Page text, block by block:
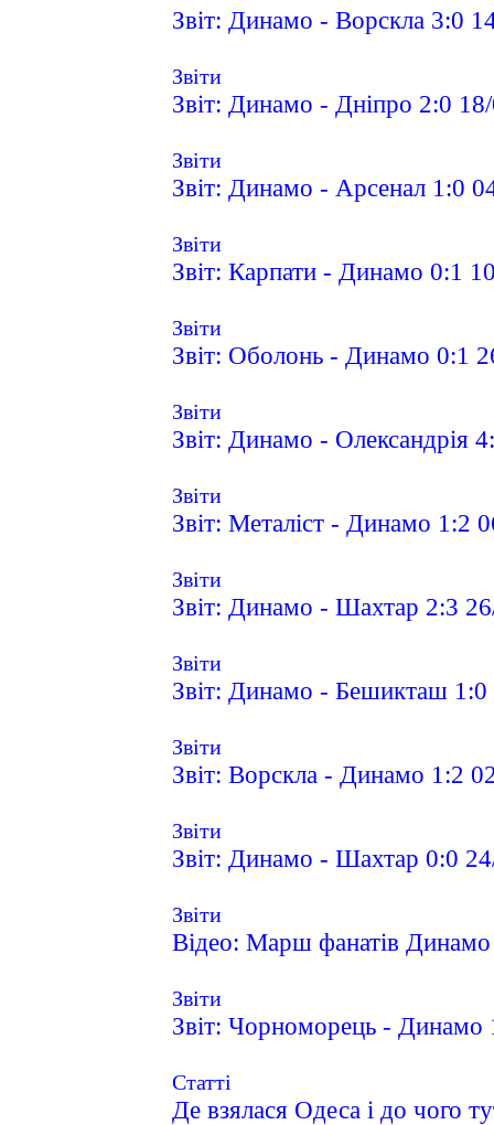
Звіт: Динамо - Ворскла 3:0
Звіти
Звіт: Динамо - Дніпро 2:0
Звіти
Звіт: Динамо - Арсенал 1:0
Звіти
Звіт: Карпати - Динамо 0:1
Звіти
Звіт: Оболонь - Динамо 0:1
Звіти
Звіт: Динамо - Олександрія
Звіти
Звіт: Металіст - Динамо 1:2
Звіти
Звіт: Динамо - Шахтар 2:3
Звіти
Звіт: Динамо - Бешикташ
Звіти
Звіт: Ворскла - Динамо 1:2
Звіти
Звіт: Динамо - Шахтар 0:0
Звіти
Відео: Марш фанатів
Звіти
Звіт: Чорноморець -
Статті
Де взялася Одеса і до чого